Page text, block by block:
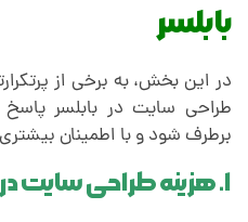
بابلسر
در این بخش، به برخی از
طراحی سایت در بابلسر پاسخ
برطرف شود و با اطمینان
۱. هزینه طراحی سایت در بابلسر چقدر است؟